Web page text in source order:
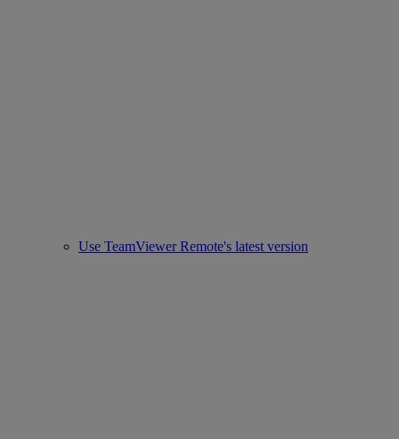
Use TeamViewer Remote's latest version